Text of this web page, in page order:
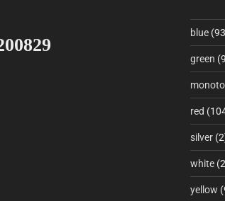
blue
green
red
silver
white
yellow